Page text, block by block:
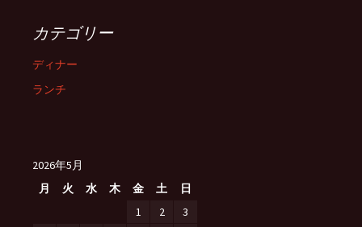
カテゴリー
ディナー
ランチ
2026年5月
月
火 水 木 金 土 日
1 2
3